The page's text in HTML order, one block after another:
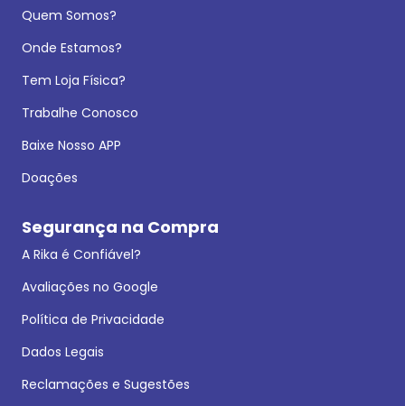
Quem Somos?
Onde Estamos?
Tem Loja Física?
Trabalhe Conosco
Baixe Nosso APP
Doações
Segurança na Compra
A Rika é Confiável?
Avaliações no Google
Política de Privacidade
Dados Legais
Reclamações e Sugestões